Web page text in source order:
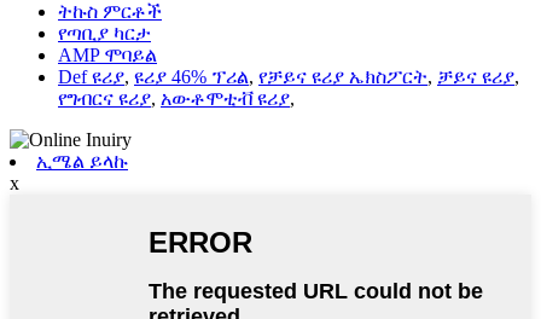
ትኩስ ምርቶች
የጣቢያ ካርታ
AMP ሞባይል
Def ዩሪያ, ዩሪያ 46% ፕሪል, የቻይና ዩሪያ ኤክስፖርት, ቻይና ዩሪያ,
የግብርና ዩሪያ, አውቶሞቲቭ ዩሪያ,
ኢሜል ይላኩ
x